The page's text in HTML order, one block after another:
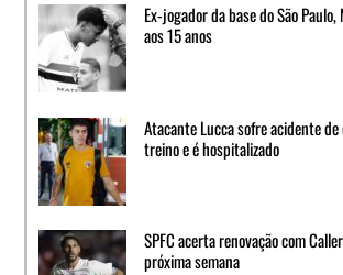
Ex-jogador da base do São
aos 15 anos
Atacante Lucca sofre acidente
treino e é hospitalizado
SPFC acerta renovação com
próxima semana